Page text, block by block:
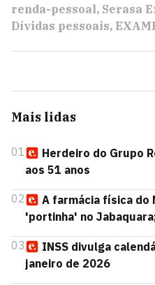
renda-pessoal Serasa
Dívidas pessoais
Mais lidas
01
Herdeiro do Grupo
aos 51 anos
02
A farmácia física do
'portinha' no
03
INSS divulga
janeiro de 2026